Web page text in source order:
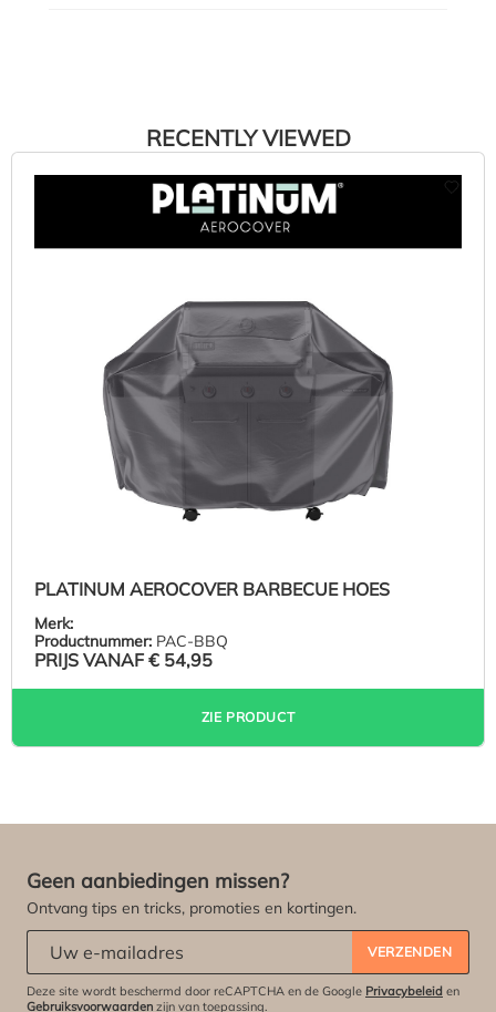
RECENTLY VIEWED
PLATINUM AEROCOVER BARBECUE HOES
Merk:
Productnummer: PAC-BBQ
PRIJS VANAF € 54,95
ZIE PRODUCT
Geen aanbiedingen missen?
Ontvang tips en tricks, promoties en kortingen.
VERZENDEN
Deze site wordt beschermd door reCAPTCHA en de Google Privacybeleid en
Gebruiksvoorwaarden zijn van toepassing.